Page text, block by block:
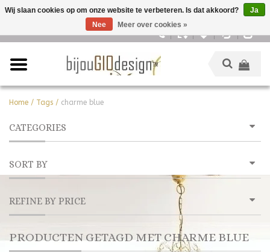
Home / Tags / charme blue
CATEGORIES
SORT BY
REFINE BY PRICE
PRODUCTEN GETAGD MET CHARME BLUE
Wij slaan cookies op om onze website te verbeteren. Is dat akkoord?
Ja
Nee
Meer over cookies »